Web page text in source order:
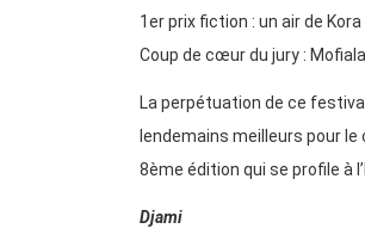
1er prix fiction : un air de
Coup de cœur du jury :
La perpétuation de ce
lendemains meilleurs pour
8ème édition qui se profile à
Djami